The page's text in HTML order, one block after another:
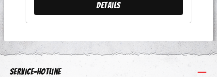
Details
Service-Hotline